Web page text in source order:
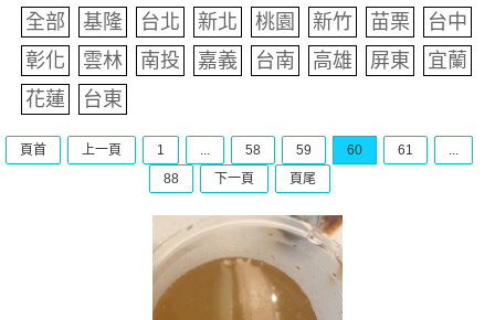
全部 基隆 台北 新北 桃園 新竹 苗栗
台中
彰化
雲林 南投 嘉義 台南 高雄 屏東
宜蘭
花蓮
台東
頁首 上一頁 1 ... 58 59 60 61
...
88
下一頁 頁尾